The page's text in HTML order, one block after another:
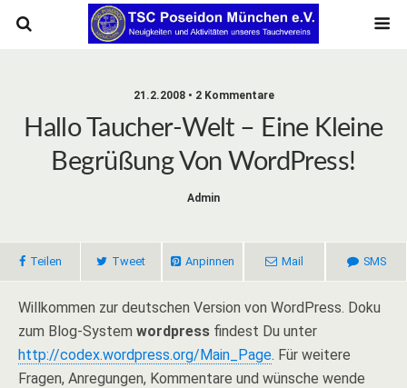
21.2.2008 • 2 Kommentare
Hallo Taucher-Welt – Eine Kleine
Begrüßung Von WordPress!
Admin
Teilen Tweet Anpinnen Mail SMS
Willkommen zur deutschen Version von WordPress. Doku
zum Blog-System wordpress findest Du unter
http://codex.wordpress.org/Main_Page. Für weitere
Fragen, Anregungen, Kommentare und wünsche wende